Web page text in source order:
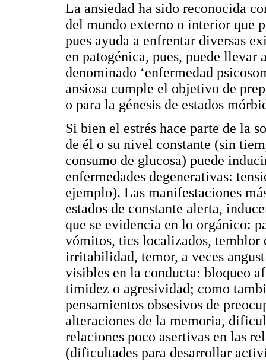
La ansiedad ha sido reconocida
del mundo externo o interior que
pues ayuda a enfrentar diversas
en patogénica, pues, puede llevar
denominado ‘enfermedad
ansiosa cumple el objetivo de
o para la génesis de estados
Si bien el estrés hace parte de la
de él o su nivel constante (sin
consumo de glucosa) puede
enfermedades degenerativas:
ejemplo). Las manifestaciones
estados de constante alerta,
que se evidencia en lo orgánico:
vómitos, tics localizados, temblor
irritabilidad, temor, a veces
visibles en la conducta: bloqueo
timidez o agresividad; como
pensamientos obsesivos de
alteraciones de la memoria,
relaciones poco asertivas en las
(dificultades para desarrollar